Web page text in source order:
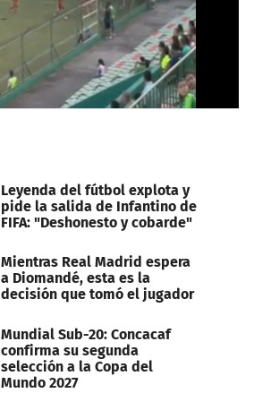
Leyenda del fútbol explota y
pide la salida de Infantino de
FIFA: "Deshonesto y cobarde"
Mientras Real Madrid espera
a Diomandé, esta es la
decisión que tomó el jugador
Mundial Sub-20: Concacaf
confirma su segunda
selección a la Copa del
Mundo 2027